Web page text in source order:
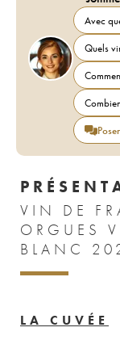
Avec
Quels
VIN DE
ORGUES
BLANC
LA CUVÉE